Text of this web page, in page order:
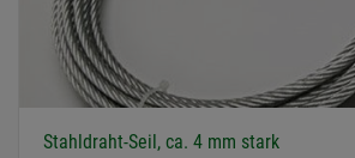
Stahldraht-Seil, ca. 4 mm stark